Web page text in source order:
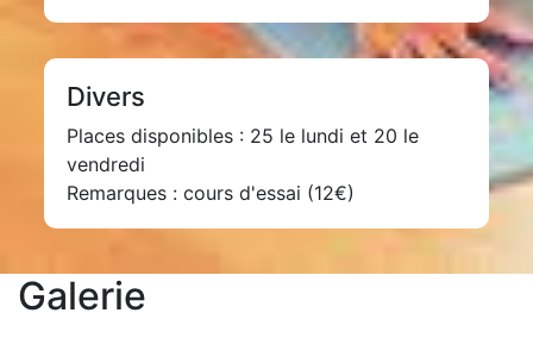
Divers
Places disponibles : 25 le lundi et 20 le
vendredi
Remarques : cours d'essai (12€)
Galerie